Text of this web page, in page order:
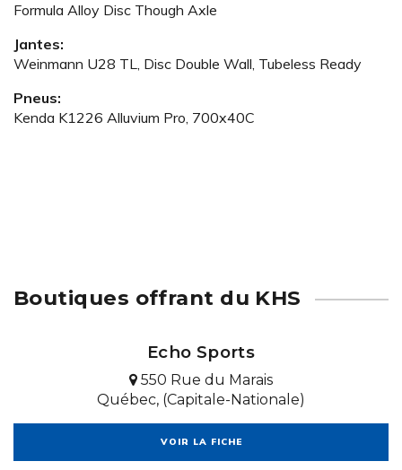
Formula Alloy Disc Though Axle
Jantes:
Weinmann U28 TL, Disc Double Wall, Tubeless Ready
Pneus:
Kenda K1226 Alluvium Pro, 700x40C
Boutiques offrant du KHS
Echo Sports
550 Rue du Marais
Québec, (Capitale-Nationale)
VOIR LA FICHE